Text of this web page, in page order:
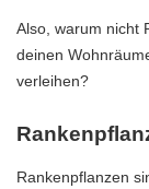
Also, warum nicht
deinen
verleihen?
Rankenpflanzen